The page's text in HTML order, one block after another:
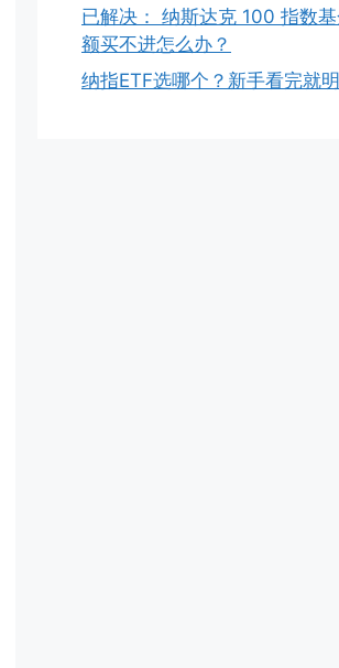
已解决： 纳斯达克 100 指数基
额买不进怎么办？
纳指ETF选哪个？新手看完就